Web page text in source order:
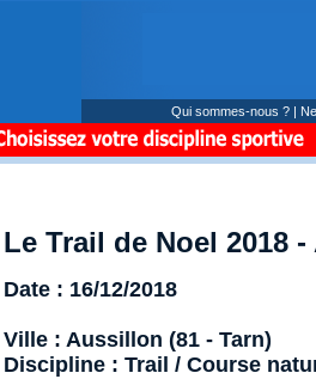
Qui sommes-nous ? |
Le Trail de Noel 2018
Date : 16/12/2018
Ville : Aussillon (81 - Tarn)
Discipline : Trail / Course